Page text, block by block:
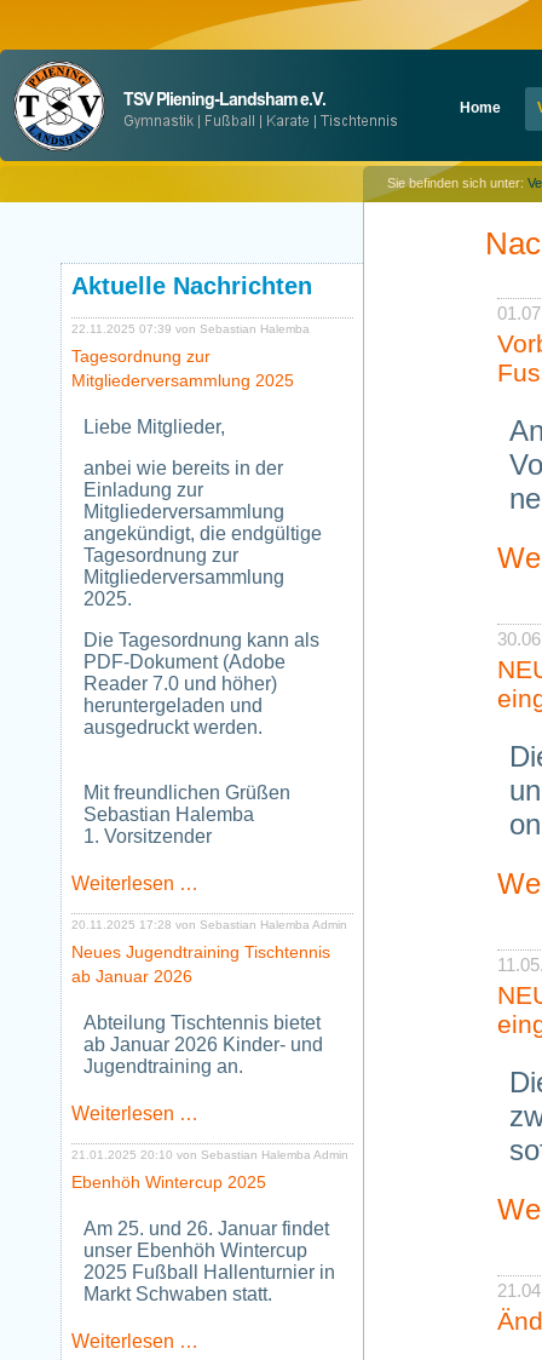
überspringen
Home
Sie befinden sich unter:
Aktuelle Nachrichten
22.11.2025 07:39 von Sebastian Halemba
Tagesordnung zur
Mitgliederversammlung 2025
Liebe Mitglieder,
anbei wie bereits in der
Einladung zur
Mitgliederversammlung
angekündigt, die endgültige
Tagesordnung zur
Mitgliederversammlung
2025.
Die Tagesordnung kann als
PDF-Dokument (Adobe
Reader 7.0 und höher)
heruntergeladen und
ausgedruckt werden.
Mit freundlichen Grüßen
Sebastian Halemba
1. Vorsitzender
Weiterlesen …
Mitgliederversammlung
2025
20.11.2025 17:28 von Sebastian Halemba Admin
Neues Jugendtraining Tischtennis
ab Januar 2026
Abteilung Tischtennis bietet
ab Januar 2026 Kinder- und
Jugendtraining an.
Weiterlesen …
Tischtennis
ab
2026
21.01.2025 20:10 von Sebastian Halemba Admin
Ebenhöh Wintercup 2025
Am 25. und 26. Januar findet
unser Ebenhöh Wintercup
2025 Fußball Hallenturnier in
Markt Schwaben statt.
Weiterlesen …